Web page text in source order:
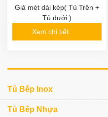
Giá mét dài kép( Tủ Trên +
Tủ dưới )
Xem chi tiết
Tủ Bếp Inox
Tủ Bếp Nhựa